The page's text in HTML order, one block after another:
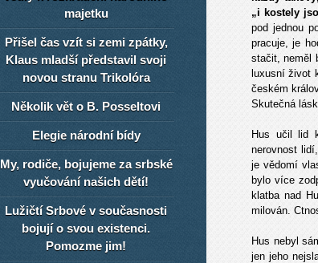
„i kostely
pod jednou
pracuje, je
stačit, neměl
luxusní život
českém
Skutečná
Hus učil lid
nerovnost
je vědomí
bylo více
klatba nad
milován.
Hus nebyl
jen jeho
majetku
Přišel čas vzít si zemi zpátky,
Klaus mladší představil svoji
novou stranu Trikolóra
Několik vět o B. Posseltovi
Elegie národní bídy
My, rodiče, bojujeme za srbské
vyučování našich dětí!
Lužičtí Srbové v současnosti
bojují o svou existenci.
Pomozme jim!